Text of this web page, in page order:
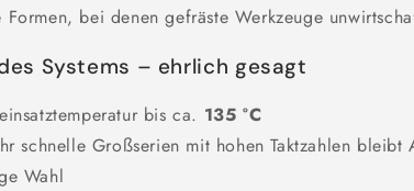
Formen, bei denen gefräste Werkzeuge
Systems – ehrlich gesagt
bis ca. 135 °C
schnelle Großserien mit hohen Taktzahlen bleibt
Wahl